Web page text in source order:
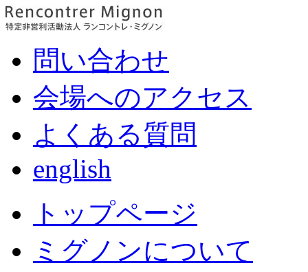
問い合わせ
会場へのアクセス
よくある質問
english
トップページ
ミグノンについて